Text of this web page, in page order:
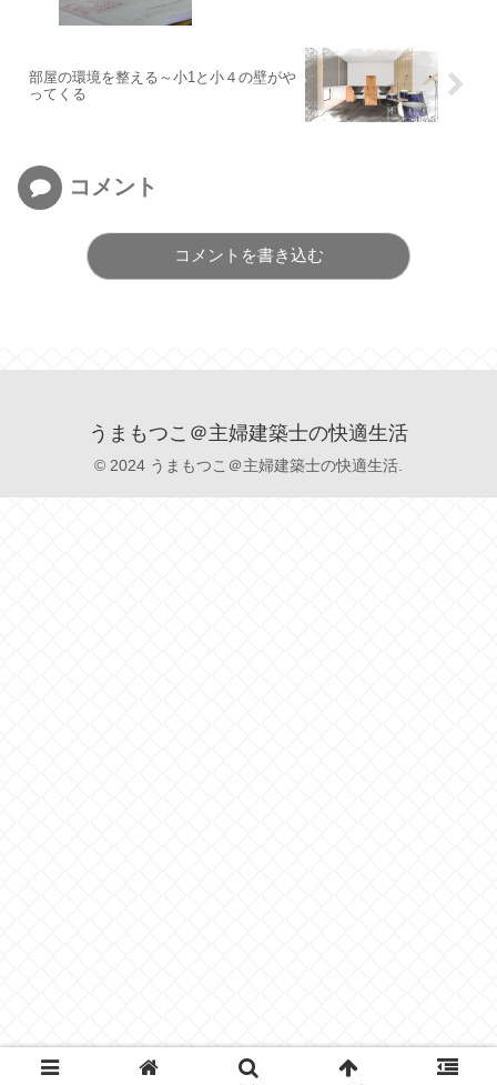
部屋の環境を整える～小1と小４の壁がや
ってくる
コメント
コメントを書き込む
うまもつこ＠主婦建築士の快適生活
© 2024 うまもつこ＠主婦建築士の快適生活.